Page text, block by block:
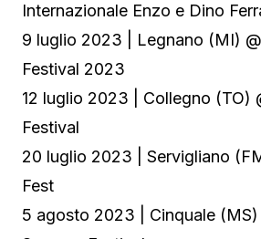
Internazionale Enzo e Dino
9 luglio 2023 | Legnano (MI)
Festival 2023
12 luglio 2023 | Collegno (TO)
Festival
20 luglio 2023 | Servigliano
Fest
5 agosto 2023 | Cinquale (MS)